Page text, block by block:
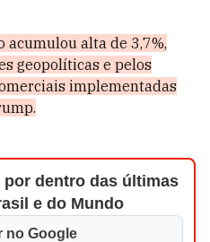
acumulou alta de 3,7%,
geopolíticas e pelos
implementadas
por dentro das últimas
e do Mundo
no Google